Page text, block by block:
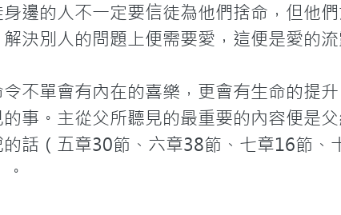
邊的人不一定要信徒為他們捨命，但他
決別人的問題上便需要愛，這便是愛的流
不單會有內在的喜樂，更會有生命的提
事。主從父所聽見的最重要的內容便是
話（五章30節、六章38節、七章16節